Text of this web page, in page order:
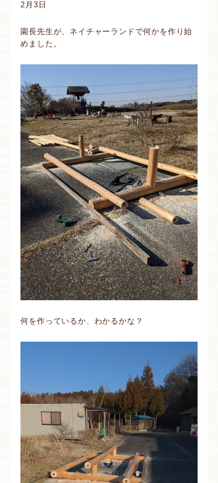
2月3日
園長先生が、ネイチャーランドで何かを作り始
めました。
何を作っているか、わかるかな？